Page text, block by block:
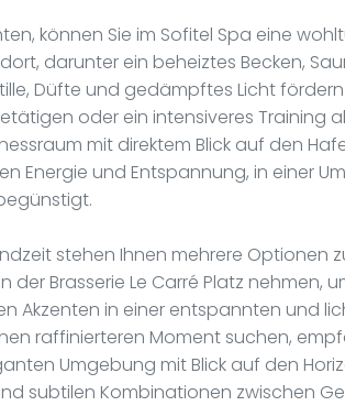
können Sie im Sofitel Spa eine
darunter ein beheiztes Becken,
Düfte und gedämpftes Licht fördern
oder ein intensiveres Training
mit direktem Blick auf den
Energie und Entspannung, in einer
stehen Ihnen mehrere Optionen
der Brasserie Le Carré Platz
Akzenten in einer entspannten und
raffinierteren Moment suchen,
Umgebung mit Blick auf den
subtilen Kombinationen zwischen